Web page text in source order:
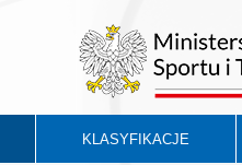
KLASYFIKACJE